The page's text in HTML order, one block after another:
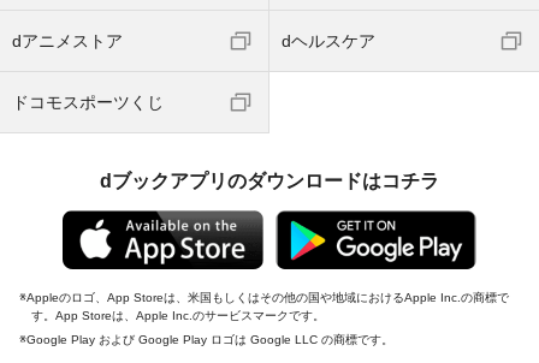
dアニメストア dヘルスケア
ドコモスポーツくじ
dブックアプリのダウンロードはコチラ
Appleのロゴ、App Storeは、米国もしくはその他の国や地域におけるApple Inc.の商標で
す。App Storeは、Apple Inc.のサービスマークです。
Google Play および Google Play ロゴは Google LLC の商標です。